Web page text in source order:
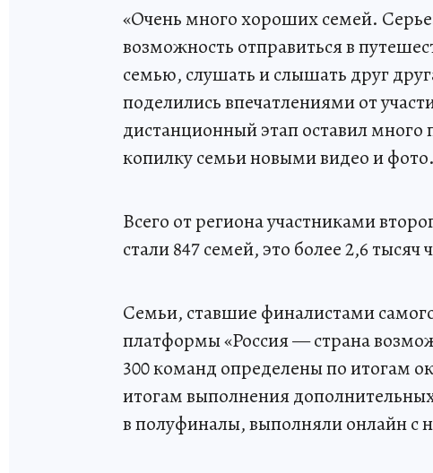
«Очень много хороших семей.
возможность отправиться в
семью, слушать и слышать друг
поделились впечатлениями от
дистанционный этап оставил
копилку семьи новыми видео и фото.
Всего от региона участниками
стали 847 семей, это более 2,6 тысяч
Семьи, ставшие финалистами
платформы «Россия — страна
300 команд определены по итогам
итогам выполнения
в полуфиналы, выполняли онлайн с